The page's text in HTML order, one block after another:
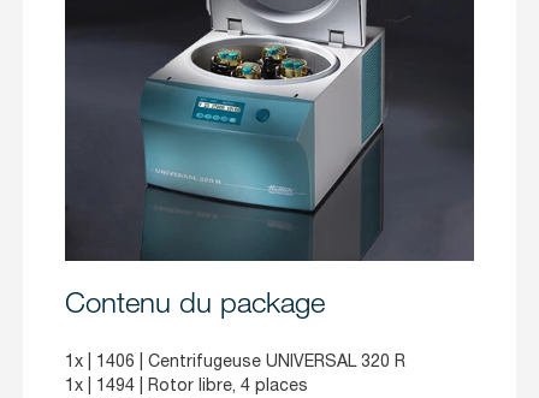
Contenu du package
1x | 1406
| Centrifugeuse UNIVERSAL 320 R
1x | 1494
| Rotor libre, 4 places